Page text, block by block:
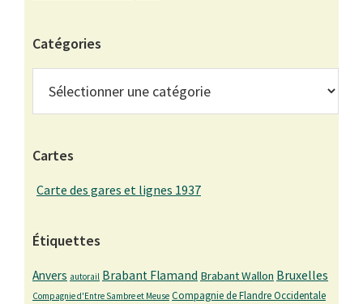
Catégories
Cartes
Carte des gares et lignes 1937
Étiquettes
Anvers autorail Brabant Flamand Brabant Wallon Bruxelles
Compagnie d'Entre Sambre et Meuse Compagnie de Flandre Occidentale